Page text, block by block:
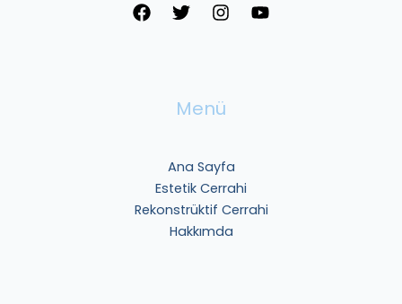
Menü
Ana Sayfa
Estetik Cerrahi
Rekonstrüktif Cerrahi
Hakkımda